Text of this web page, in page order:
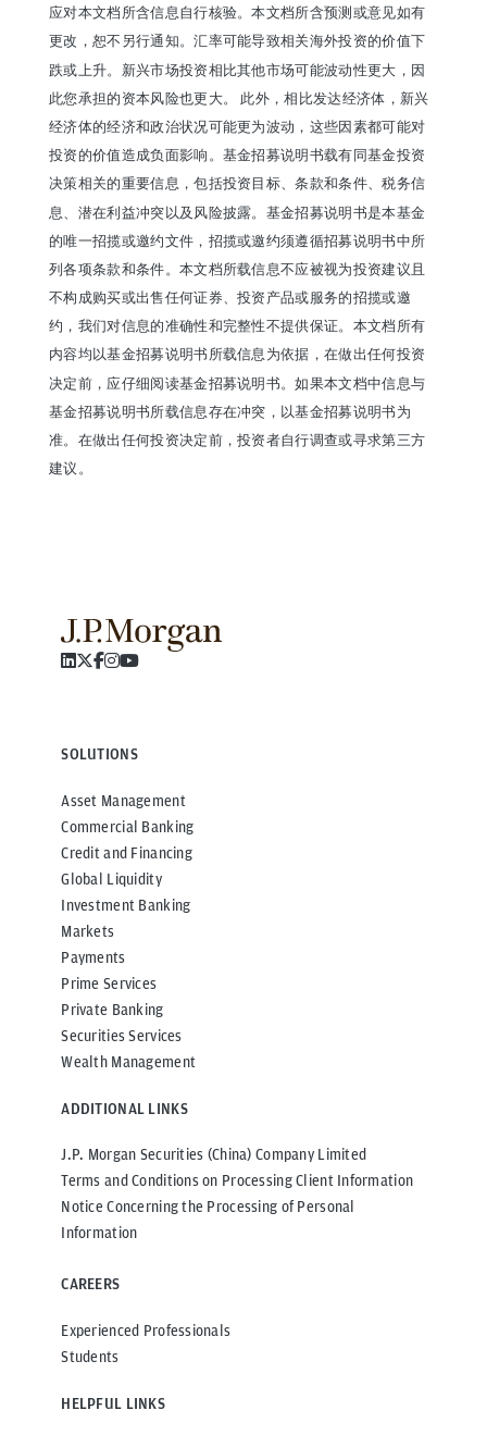
应对本文档所含信息自行核验。本文档所含预测或意见如有
更改，恕不另行通知。汇率可能导致相关海外投资的价值下
跌或上升。新兴市场投资相比其他市场可能波动性更大，因
此您承担的资本风险也更大。 此外，相比发达经济体，新兴
经济体的经济和政治状况可能更为波动，这些因素都可能对
投资的价值造成负面影响。基金招募说明书载有同基金投资
决策相关的重要信息，包括投资目标、条款和条件、税务信
息、潜在利益冲突以及风险披露。基金招募说明书是本基金
的唯一招揽或邀约文件，招揽或邀约须遵循招募说明书中所
列各项条款和条件。本文档所载信息不应被视为投资建议且
不构成购买或出售任何证券、投资产品或服务的招揽或邀
约，我们对信息的准确性和完整性不提供保证。本文档所有
内容均以基金招募说明书所载信息为依据，在做出任何投资
决定前，应仔细阅读基金招募说明书。如果本文档中信息与
基金招募说明书所载信息存在冲突，以基金招募说明书为
准。在做出任何投资决定前，投资者自行调查或寻求第三方
建议。
SOLUTIONS
Asset Management
Commercial Banking
Credit and Financing
Global Liquidity
Investment Banking
Markets
Payments
Prime Services
Private Banking
Securities Services
Wealth Management
ADDITIONAL LINKS
J.P. Morgan Securities (China) Company Limited
Terms and Conditions on Processing Client Information
Notice Concerning the Processing of Personal
Information
CAREERS
Experienced Professionals
Students
HELPFUL LINKS